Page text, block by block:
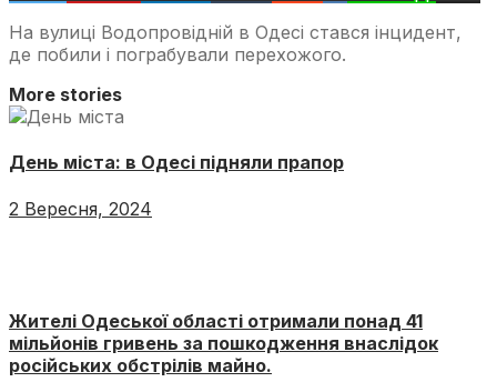
На вулиці Водопровідній в Одесі стався інцидент,
де побили і пограбували перехожого.
More stories
День міста: в Одесі підняли прапор
2 Вересня, 2024
Жителі Одеської області отримали понад 41
мільйонів гривень за пошкодження внаслідок
російських обстрілів майно.